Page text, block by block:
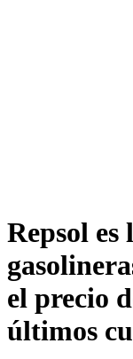
Repsol es
el precio
últimos